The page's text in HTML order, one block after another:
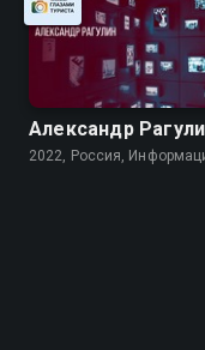
Александр
2022, Россия,